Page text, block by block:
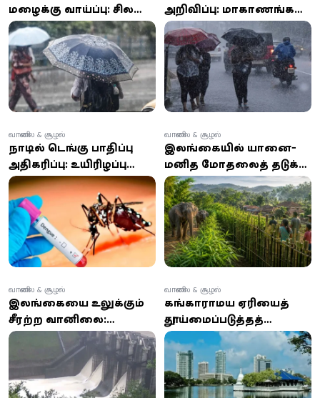
மழைக்கு வாய்ப்பு: சில
இடங்களில் 50 மி.மீ.க்கு
மேல் கனமழை
எச்சரிக்கை
அறிவிப்பு: மாகாணங்கள்
பலவற்றில் மழை, சில
பகுதிகளில் பலத்த காற்று
நாட்டில் டெங்கு பாதிப்பு
அதிகரிப்பு: உயிரிழப்பு
எண்ணிக்கை 31 ஆக
உயர்வு
வானிலை & சூழல்
இலங்கையில் யானை-
மனித மோதலைத் தடுக்க
மூங்கில் ‘உயிரியல் வேலி’:
சீனா ஆதரவு
வானிலை & சூழல்
இலங்கையை உலுக்கும்
சீரற்ற வானிலை:
ஆறுகள் பெருக்கெடுப்பு,
வெள்ள எச்சரிக்கை,
போக்குவரத்து முடக்கம்!
வானிலை & சூழல்
கங்காராமய ஏரியைத்
தூய்மைப்படுத்தத்
தனியார் நிதிப் பங்களிப்பு:
கடல் நீரைப்
பயன்படுத்தும் புதிய திட்டம்
வானிலை & சூழல்